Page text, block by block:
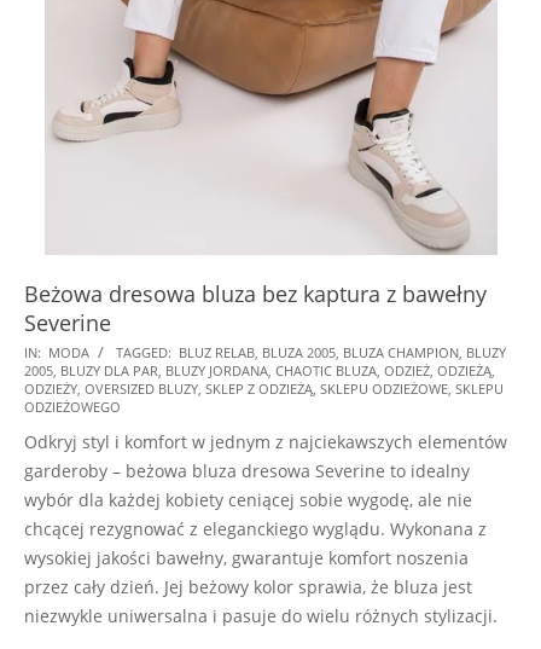
Beżowa dresowa bluza bez kaptura z bawełny
Severine
2024-
07-
20
IN: MODA TAGGED: BLUZ RELAB, BLUZA 2005, BLUZA CHAMPION, BLUZY
2005, BLUZY DLA PAR, BLUZY JORDANA, CHAOTIC BLUZA, ODZIEŻ, ODZIEŻĄ,
ODZIEŻY, OVERSIZED BLUZY, SKLEP Z ODZIEŻĄ, SKLEPU ODZIEŻOWE, SKLEPU
ODZIEŻOWEGO
Odkryj styl i komfort w jednym z najciekawszych elementów
garderoby – beżowa bluza dresowa Severine to idealny
wybór dla każdej kobiety ceniącej sobie wygodę, ale nie
chcącej rezygnować z eleganckiego wyglądu. Wykonana z
wysokiej jakości bawełny, gwarantuje komfort noszenia
przez cały dzień. Jej beżowy kolor sprawia, że bluza jest
niezwykle uniwersalna i pasuje do wielu różnych stylizacji.